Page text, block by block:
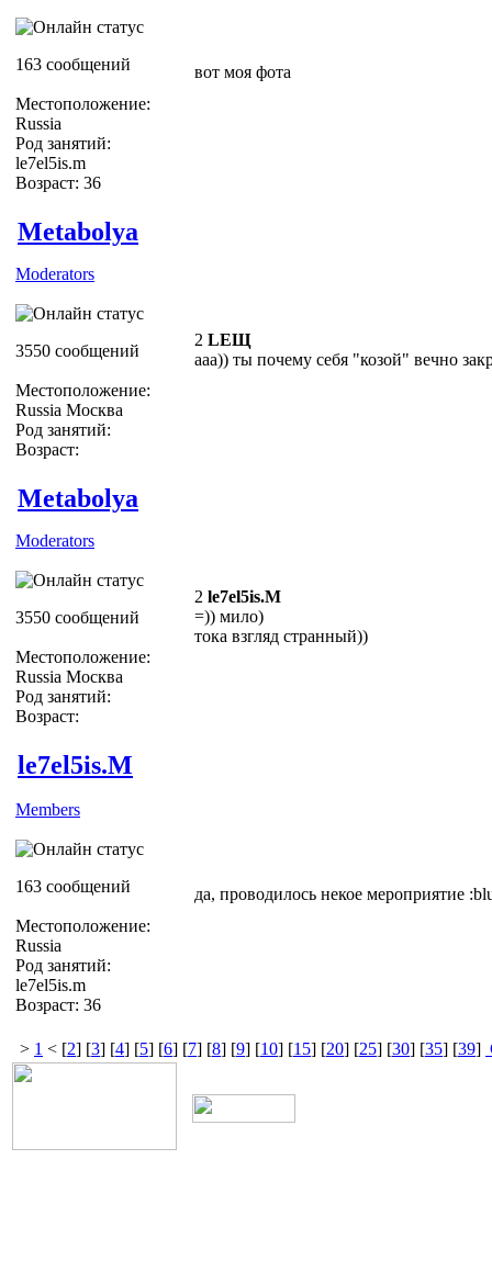
163 сообщений
Местоположение:
Russia
Род занятий:
le7el5is.m
Возраст: 36
вот моя фота
Metabolya
Moderators
3550 сообщений
Местоположение:
Russia Москва
Род занятий:
Возраст:
2 LEЩ
ааа)) ты почему себя "козой" вечно
Metabolya
Moderators
3550 сообщений
Местоположение:
Russia Москва
Род занятий:
Возраст:
2 le7el5is.M
=)) мило)
тока взгляд странный))
le7el5is.M
Members
163 сообщений
Местоположение:
Russia
Род занятий:
le7el5is.m
Возраст: 36
да, проводилось некое мероприятие
> 1 < [2] [3] [4] [5] [6] [7] [8] [9] [10] [15] [20] [25] [30] [35] [39]